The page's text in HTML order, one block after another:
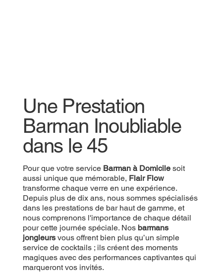
Une Prestation
Barman Inoubliable
dans le 45
Pour que votre Prestation Barmansoit aussi
unique que mémorable,Flair Flowtransforme
chaque verre en une expérience. Depuis plus de
dix ans, nous sommes spécialisés dans les
prestations de bar haut de gamme, et nous
comprenons l'importance de chaque détail pour
cette journée spéciale. Nos barmans jongleurs
vous offrent bien plus qu’un simple service de
cocktails ; ils créent des moments magiques avec
des performances captivantes qui marqueront vos
invités.
Une Prestation
Barman Inoubliable
dans le 45
Pour que votre service Barman à Domicilesoit
aussi unique que mémorable, Flair Flow
transforme chaque verre en une expérience.
Depuis plus de dix ans, nous sommes spécialisés
dans les prestations de bar haut de gamme, et
nous comprenons l'importance de chaque détail
pour cette journée spéciale. Nos barmans
jongleursvous offrent bien plus qu’un simple
service de cocktails ; ils créent des moments
magiques avec des performances captivantes qui
marqueront vos invités.